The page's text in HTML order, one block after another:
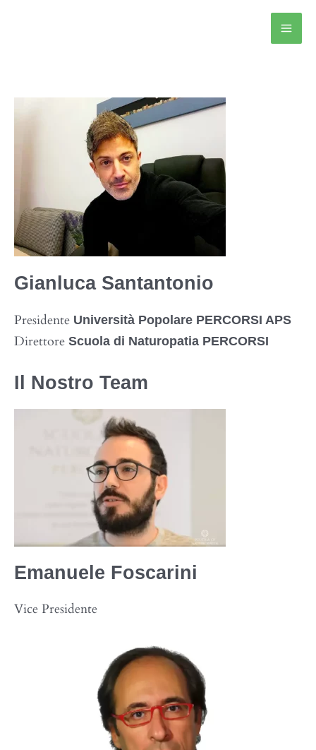
Gianluca Santantonio
Presidente Università Popolare PERCORSI APS
Direttore Scuola di Naturopatia PERCORSI
Il Nostro Team
Emanuele Foscarini
Vice Presidente